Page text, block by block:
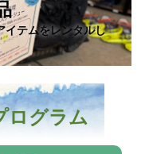
イテムをレンタルし
ログラム